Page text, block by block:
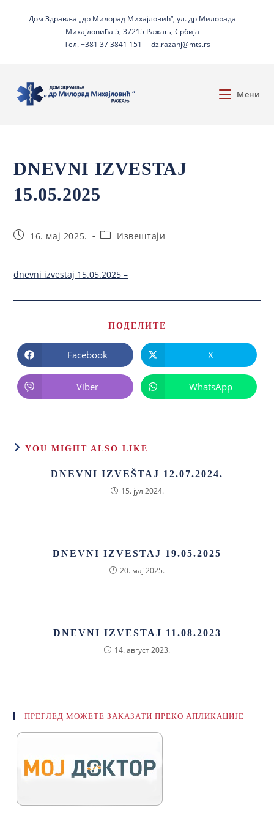
Дом Здравља „др Милорад Михајловић“, ул. др Милорада
Михајловића 5, 37215 Ражањ, Србија
Тел. +381 37 3841 151
dz.razanj@mts.rs
Мени
DNEVNI IZVESTAJ
15.05.2025
16. мај 2025. Извештаји
dnevni izvestaj 15.05.2025 –
ПОДЕЛИТЕ
Facebook X
Viber WhatsApp
YOU MIGHT ALSO LIKE
DNEVNI IZVEŠTAJ 12.07.2024.
15. јул 2024.
DNEVNI IZVESTAJ 19.05.2025
20. мај 2025.
DNEVNI IZVESTAJ 11.08.2023
14. август 2023.
ПРЕГЛЕД МОЖЕТЕ ЗАКАЗАТИ ПРЕКО АПЛИКАЦИЈЕ